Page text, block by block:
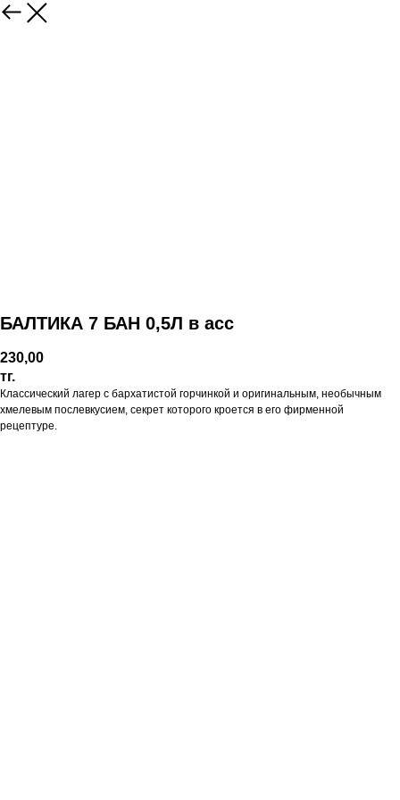
БАЛТИКА 7 БАН 0,5Л в асс
230,00
тг.
Классический лагер с бархатистой горчинкой и оригинальным, необычным
хмелевым послевкусием, секрет которого кроется в его фирменной
рецептуре.